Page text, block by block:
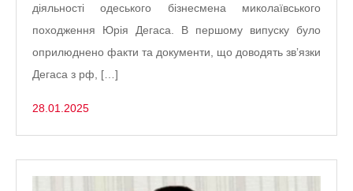
діяльності одеського бізнесмена миколаївського
походження Юрія Дегаса. В першому випуску було
оприлюднено факти та документи, що доводять звʼязки
Дегаса з рф, […]
28.01.2025